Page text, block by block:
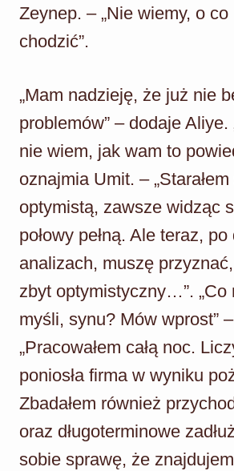
Zeynep. – „Nie wiemy, o co
chodzić”.
„Mam nadzieję, że już nie
problemów” – dodaje Aliye.
nie wiem, jak wam to
oznajmia Umit. –
optymistą, zawsze widząc
połowy pełną. Ale teraz, po
analizach, muszę przyznać,
zbyt optymistyczny…”. „Co
myśli, synu? Mów wprost”
„Pracowałem całą noc.
poniosła firma w wyniku
Zbadałem również
oraz długoterminowe
sobie sprawę, że